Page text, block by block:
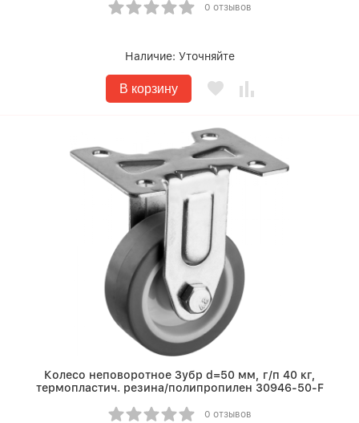
0 отзывов
Наличие: Уточняйте
В корзину
Колесо неповоротное Зубр d=50 мм, г/п 40 кг,
термопластич. резина/полипропилен 30946-50-F
0 отзывов